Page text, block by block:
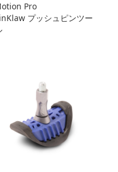
Pro
プッシュピンツー